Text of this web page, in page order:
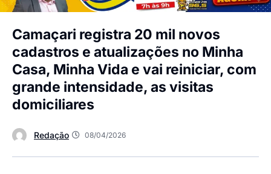
Camaçari registra 20 mil novos
cadastros e atualizações no Minha
Casa, Minha Vida e vai reiniciar, com
grande intensidade, as visitas
domiciliares
Redação 08/04/2026